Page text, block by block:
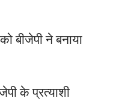
बीजेपी ने बनाया
के प्रत्याशी